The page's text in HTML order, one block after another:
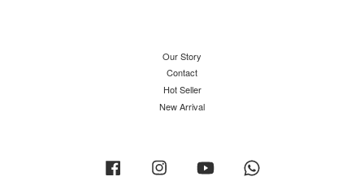
Our Story
Contact
Hot Seller
New Arrival
Facebook Instagram YouTube